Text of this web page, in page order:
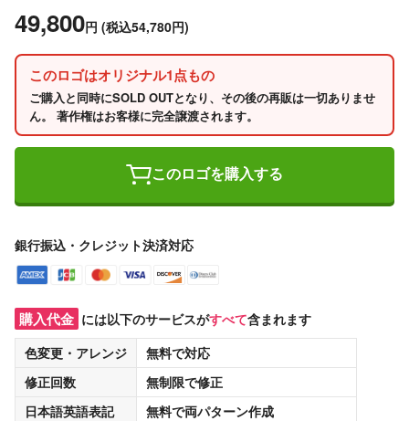
49,800円 (税込54,780円)
このロゴはオリジナル1点もの
ご購入と同時にSOLD OUTとなり、その後の再販は一切ありませ
ん。 著作権はお客様に完全譲渡されます。
このロゴを購入する
銀行振込・クレジット決済対応
購入代金 には以下のサービスがすべて含まれます
色変更・アレンジ
無料で対応
修正回数
無制限で修正
日本語英語表記
無料で両パターン作成